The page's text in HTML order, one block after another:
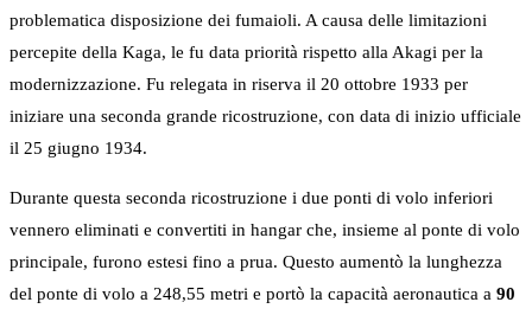
problematica disposizione dei fumaioli. A causa delle limitazioni
percepite della Kaga, le fu data priorità rispetto alla Akagi per la
modernizzazione. Fu relegata in riserva il 20 ottobre 1933 per
iniziare una seconda grande ricostruzione, con data di inizio ufficiale
il 25 giugno 1934.
Durante questa seconda ricostruzione i due ponti di volo inferiori
vennero eliminati e convertiti in hangar che, insieme al ponte di volo
principale, furono estesi fino a prua. Questo aumentò la lunghezza
del ponte di volo a 248,55 metri e portò la capacità aeronautica a 90